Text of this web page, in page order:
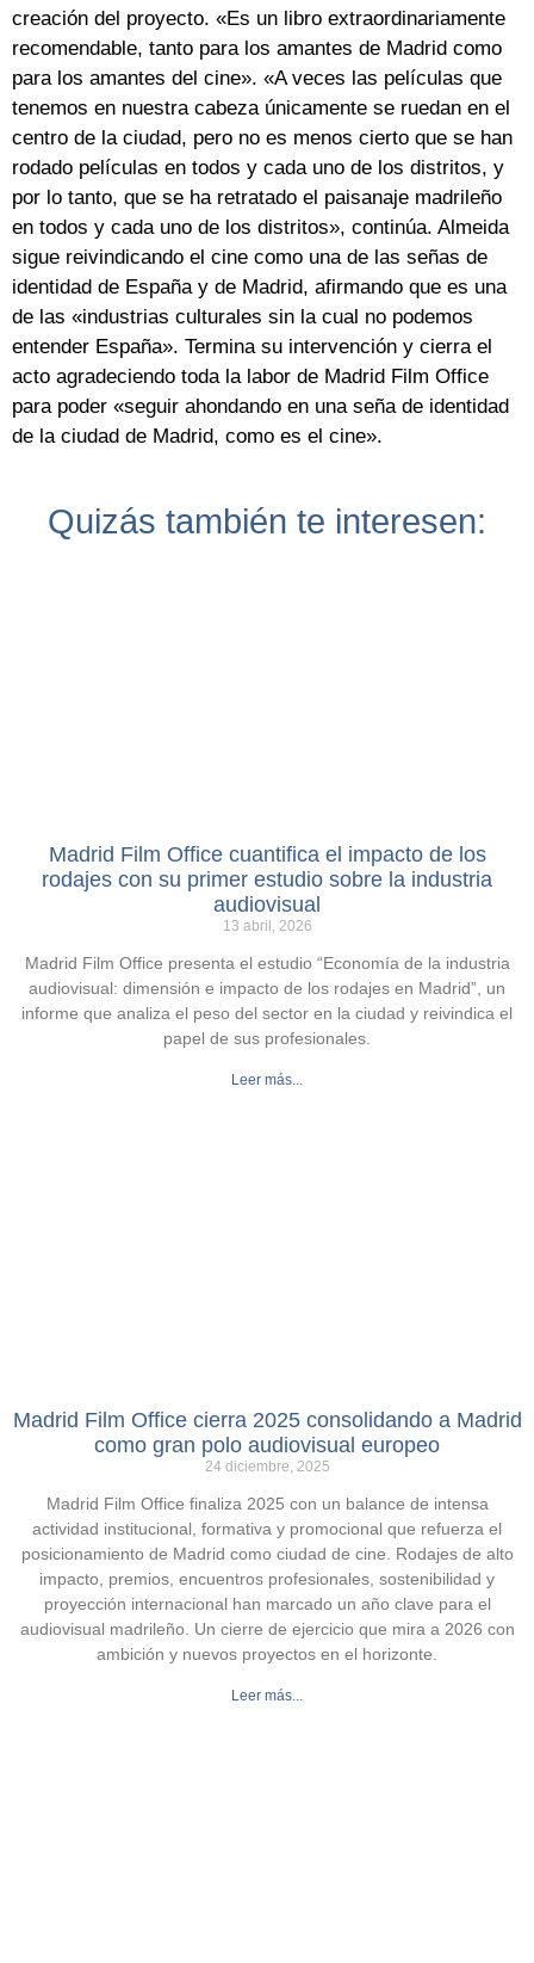
creación del proyecto. «Es un libro extraordinariamente
recomendable, tanto para los amantes de Madrid como
para los amantes del cine». «A veces las películas que
tenemos en nuestra cabeza únicamente se ruedan en el
centro de la ciudad, pero no es menos cierto que se han
rodado películas en todos y cada uno de los distritos, y
por lo tanto, que se ha retratado el paisanaje madrileño
en todos y cada uno de los distritos», continúa. Almeida
sigue reivindicando el cine como una de las señas de
identidad de España y de Madrid, afirmando que es una
de las «industrias culturales sin la cual no podemos
entender España». Termina su intervención y cierra el
acto agradeciendo toda la labor de Madrid Film Office
para poder «seguir ahondando en una seña de identidad
de la ciudad de Madrid, como es el cine».
Quizás también te interesen:
Madrid Film Office cuantifica el impacto de los
rodajes con su primer estudio sobre la industria
audiovisual
13 abril, 2026
Madrid Film Office presenta el estudio “Economía de la industria
audiovisual: dimensión e impacto de los rodajes en Madrid”, un
informe que analiza el peso del sector en la ciudad y reivindica el
papel de sus profesionales.
Leer más...
Madrid Film Office cierra 2025 consolidando a Madrid
como gran polo audiovisual europeo
24 diciembre, 2025
Madrid Film Office finaliza 2025 con un balance de intensa
actividad institucional, formativa y promocional que refuerza el
posicionamiento de Madrid como ciudad de cine. Rodajes de alto
impacto, premios, encuentros profesionales, sostenibilidad y
proyección internacional han marcado un año clave para el
audiovisual madrileño. Un cierre de ejercicio que mira a 2026 con
ambición y nuevos proyectos en el horizonte.
Leer más...